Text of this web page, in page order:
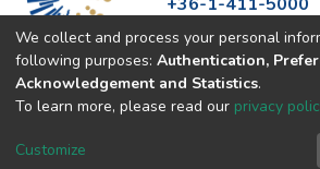
info@fszek.hu
https://fszek.hu
We collect and process your personal
following purposes: Authentication,
Acknowledgement and Statistics.
To learn more, please read our privacy
Customize